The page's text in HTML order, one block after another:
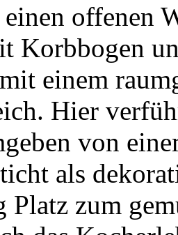
offenen
Korbbogen
einem
Hier
von
als
Platz zum